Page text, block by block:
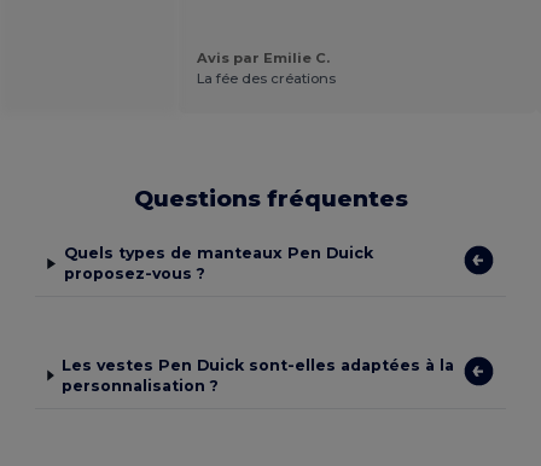
Avis par Emilie C.
La fée des créations
Questions fréquentes
Quels types de manteaux Pen Duick
proposez-vous ?
Les vestes Pen Duick sont-elles adaptées à la
personnalisation ?